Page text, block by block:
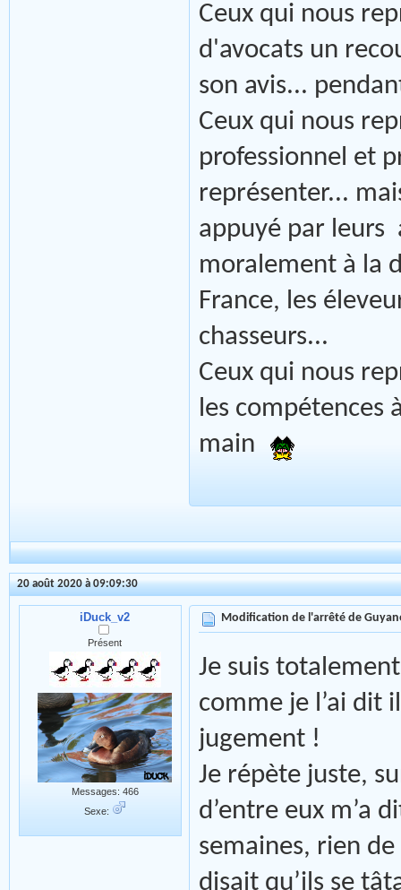
Ceux qui nous
d'avocats un
son avis...
Ceux qui nous
professionnel et
représenter...
appuyé par leurs
moralement à la
France, les
chasseurs...
Ceux qui nous
les compétences
main
20 août 2020 à 09:09:30
iDuck_v2
Présent
Messages: 466
Sexe:
Modification de l'arrêté de
Je suis
comme je l’ai dit
jugement !
Je répète juste,
d’entre eux m’a
semaines, rien
disait qu’ils se